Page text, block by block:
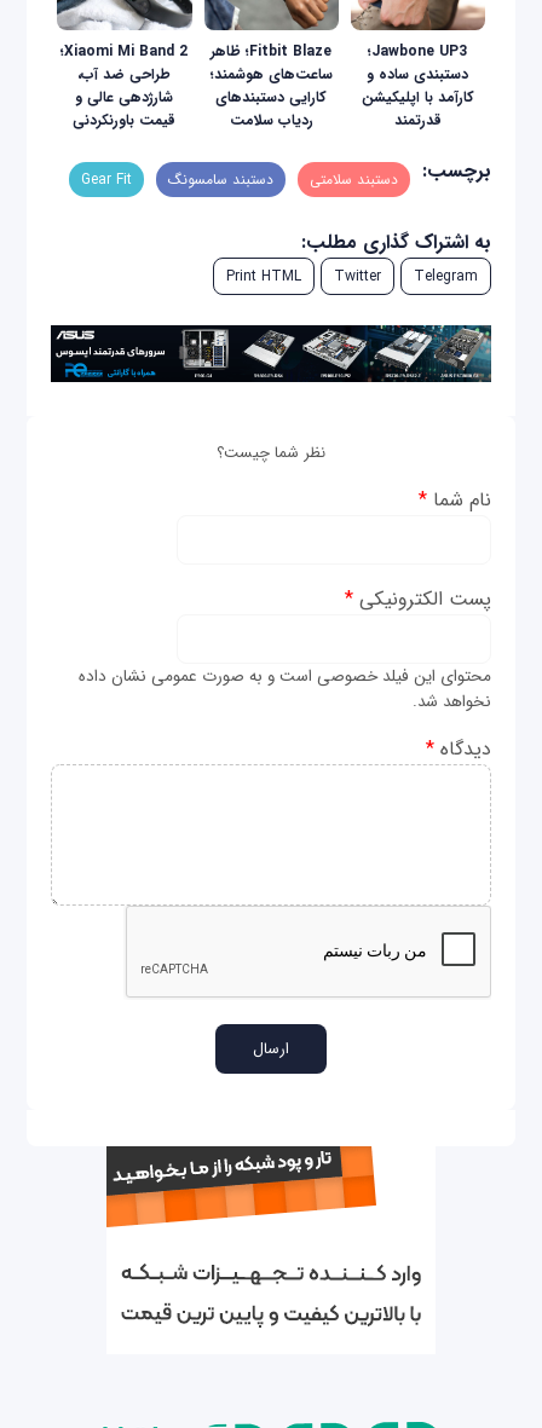
Jawbone UP3؛
دستبندی ساده و
کارآمد با اپلیکیشن
قدرتمند
Fitbit Blaze؛ ظاهر
ساعت‌های هوشمند؛
کارایی دستبندهای
ردیاب سلامت
Xiaomi Mi Band 2؛
طراحی ضد آب،
شارژدهی عالی و
قیمت باورنکردنی
برچسب: دستبند سلامتی دستبند سامسونگ Gear Fit
به اشتراک گذاری مطلب:
Telegram
Twitter
Print HTML
نظر شما چیست؟
نام شما*
پست الکترونیکی*
محتوای این فیلد خصوصی است و به صورت عمومی نشان داده
نخواهد شد.
دیدگاه*